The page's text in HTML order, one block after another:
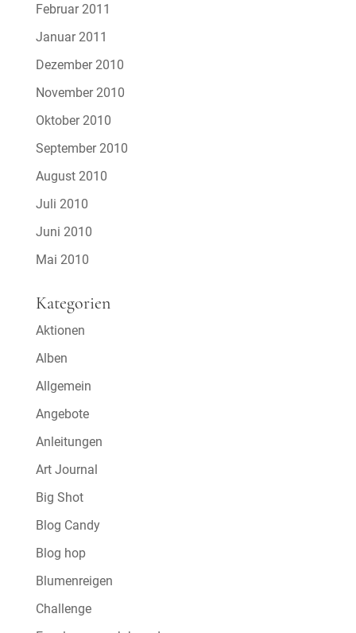
Februar 2011
Januar 2011
Dezember 2010
November 2010
Oktober 2010
September 2010
August 2010
Juli 2010
Juni 2010
Mai 2010
Kategorien
Aktionen
Alben
Allgemein
Angebote
Anleitungen
Art Journal
Big Shot
Blog Candy
Blog hop
Blumenreigen
Challenge